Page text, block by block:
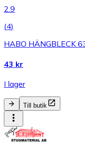
2.9
(4)
HABO HÄNGBLECK
43 kr
I lager
Till butik